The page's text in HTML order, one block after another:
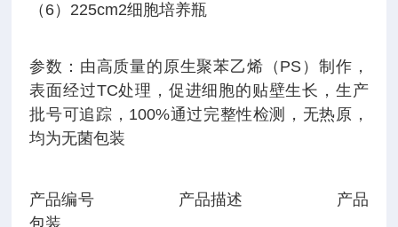
（6）225cm2细胞培养瓶
参数：由高质量的原生聚苯乙烯（PS）制作，
表面经过TC处理，促进细胞的贴壁生长，生产
批号可追踪，100%通过完整性检测，无热原，
均为无菌包装
产品编号 产品描述 产品
包装